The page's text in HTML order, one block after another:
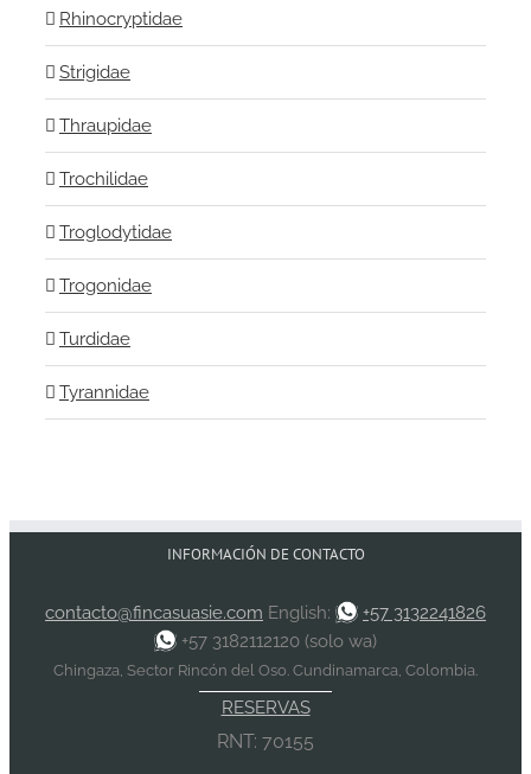
Rhinocryptidae
Strigidae
Thraupidae
Trochilidae
Troglodytidae
Trogonidae
Turdidae
Tyrannidae
INFORMACIÓN DE CONTACTO
contacto@fincasuasie.com English:
+57 3132241826
+57 3182112120 (solo wa)
Chingaza, Sector Rincón del Oso. Cundinamarca, Colombia.
RESERVAS
RNT: 70155